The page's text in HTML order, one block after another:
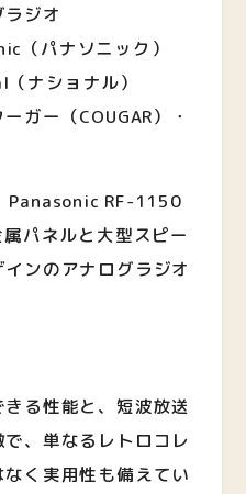
ラジオ
（パナソニック）
ナショナル）
ガー（COUGAR）・
Panasonic RF-1150
パネルと大型スピー
ンのアナログラジオ
る性能と、短波放送
、単なるレトロコレ
く実用性も備えてい